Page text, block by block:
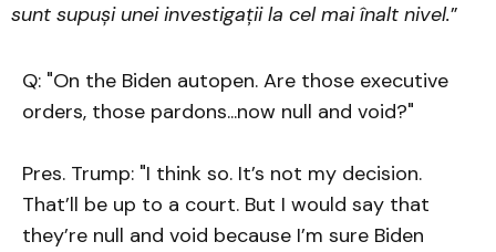
sunt supuși unei investigații la cel mai înalt nivel.”
Q: "On the Biden autopen. Are those executive
orders, those pardons...now null and void?"
Pres. Trump: "I think so. It’s not my decision.
That’ll be up to a court. But I would say that
they’re null and void because I’m sure Biden